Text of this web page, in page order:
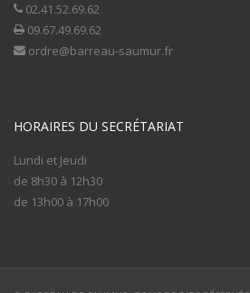
02.41.52.69.62
09.67.49.69.62
ordre@barreau-saumur.fr
HORAIRES DU SECRÉTARIAT
Lundi et Jeudi
de 8h30 à 12h30
de 13h00 à 17h00